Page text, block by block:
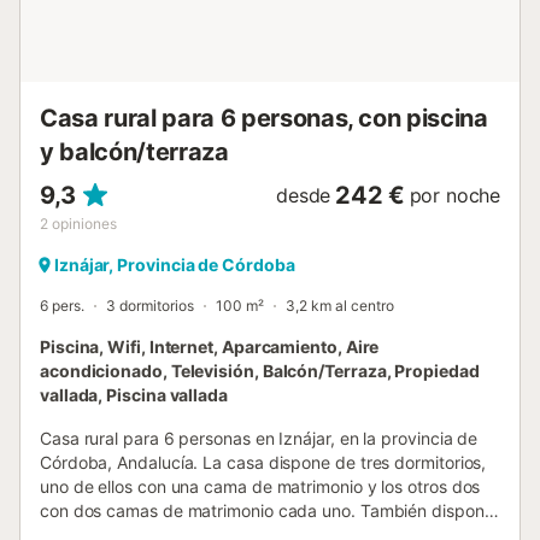
Casa rural para 6 personas, con piscina
y balcón/terraza
9,3
2 opiniones
desde 242 € por noche
Iznájar, Provincia de Córdoba
6 pers. 3 dormitorios 100 m² 3,2 km al centro
Piscina, Wifi, Internet, Aparcamiento, Aire
acondicionado, Televisión, Balcón/Terraza, Propiedad
vallada, Piscina vallada
Casa rural para 6 personas en Iznájar, en la provincia de
Córdoba, Andalucía. La casa dispone de tres dormitorios,
uno de ellos con una cama de matrimonio y los otros dos
con dos camas de matrimonio cada uno. También dispone